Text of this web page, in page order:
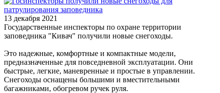
13 декабря 2021
Государственные инспекторы по охране территории
заповедника "Кивач" получили новые снегоходы.
Это надежные, комфортные и компактные модели,
предназначенные для повседневной эксплуатации. Они
быстрые, легкие, маневренные и простые в управлении.
Снегоходы оснащены большими и вместительными
багажниками, обогревом ручек руля.